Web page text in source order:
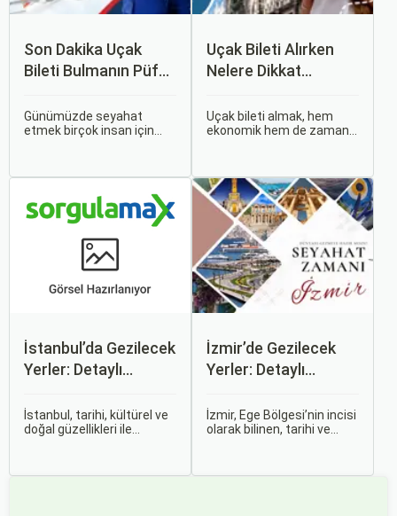
Son Dakika Uçak
Bileti Bulmanın Püf
Günümüzde seyahat
etmek birçok insan için
bu durumda uygun fiyatlı
uçak bileti bulmak
Uçak Bileti Alırken
Nelere Dikkat
Uçak bileti almak, hem
ekonomik hem de zaman
unsuru barındırır. Bu
makalede, uçak bileti
alırken dikkat etmeniz
gereken önemli noktaları
ele alacak ve Sorgulamax.
İstanbul’da Gezilecek
Yerler: Detaylı
İstanbul, tarihi, kültürel ve
doğal güzellikleri ile
İzmir’de Gezilecek
Yerler: Detaylı
İzmir, Ege Bölgesi’nin incisi
olarak bilinen, tarihi ve